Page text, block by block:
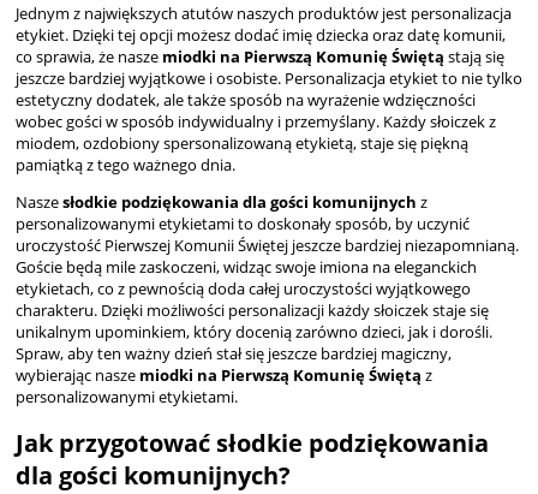
Jednym z największych atutów naszych produktów jest personalizacja
etykiet. Dzięki tej opcji możesz dodać imię dziecka oraz datę komunii,
co sprawia, że nasze miodki na Pierwszą Komunię Świętą stają się
jeszcze bardziej wyjątkowe i osobiste. Personalizacja etykiet to nie tylko
estetyczny dodatek, ale także sposób na wyrażenie wdzięczności
wobec gości w sposób indywidualny i przemyślany. Każdy słoiczek z
miodem, ozdobiony spersonalizowaną etykietą, staje się piękną
pamiątką z tego ważnego dnia.
Naszesłodkie podziękowania dla gości komunijnych z
personalizowanymi etykietami to doskonały sposób, by uczynić
uroczystość Pierwszej Komunii Świętej jeszcze bardziej niezapomnianą.
Goście będą mile zaskoczeni, widząc swoje imiona na eleganckich
etykietach, co z pewnością doda całej uroczystości wyjątkowego
charakteru. Dzięki możliwości personalizacji każdy słoiczek staje się
unikalnym upominkiem, który docenią zarówno dzieci, jak i dorośli.
Spraw, aby ten ważny dzień stał się jeszcze bardziej magiczny,
wybierając nasze miodki na Pierwszą Komunię Świętą z
personalizowanymi etykietami.
Jak przygotować słodkie podziękowania
dla gości komunijnych?